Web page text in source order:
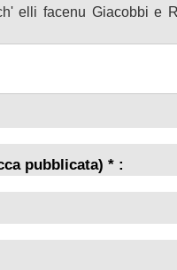
elli facenu Giacobbi e
pubblicata) * :